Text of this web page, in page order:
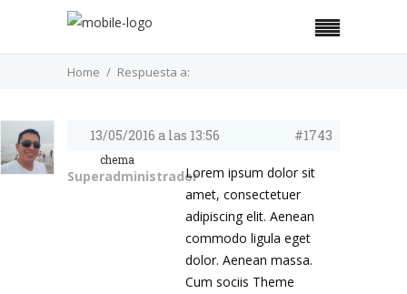
Home Respuesta a:
13/05/2016 a las 13:56 #1743
chema
SuperadministradorLorem ipsum dolor sit
amet, consectetuer
adipiscing elit. Aenean
commodo ligula eget
dolor. Aenean massa.
Cum sociis Theme